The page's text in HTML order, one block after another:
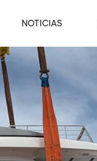
NOTICIAS